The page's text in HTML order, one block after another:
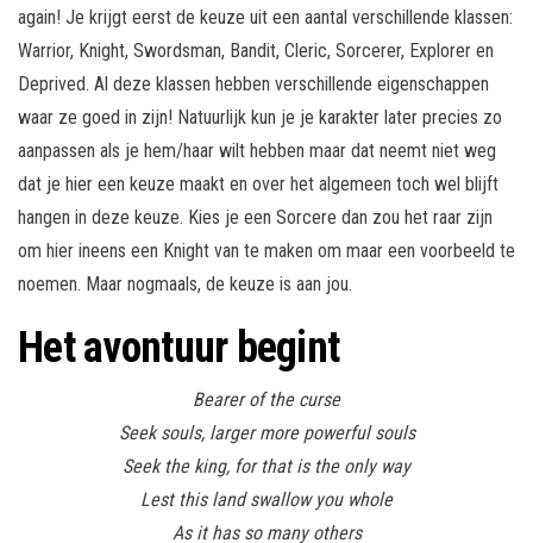
again! Je krijgt eerst de keuze uit een aantal verschillende klassen:
Warrior, Knight, Swordsman, Bandit, Cleric, Sorcerer, Explorer en
Deprived. Al deze klassen hebben verschillende eigenschappen
waar ze goed in zijn! Natuurlijk kun je je karakter later precies zo
aanpassen als je hem/haar wilt hebben maar dat neemt niet weg
dat je hier een keuze maakt en over het algemeen toch wel blijft
hangen in deze keuze. Kies je een Sorcere dan zou het raar zijn
om hier ineens een Knight van te maken om maar een voorbeeld te
noemen. Maar nogmaals, de keuze is aan jou.
Het avontuur begint
Bearer of the curse
Seek souls, larger more powerful souls
Seek the king, for that is the only way
Lest this land swallow you whole
As it has so many others